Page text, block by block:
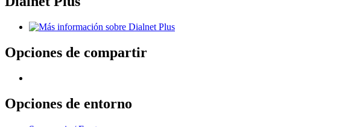
Opciones de compartir
Opciones de entorno